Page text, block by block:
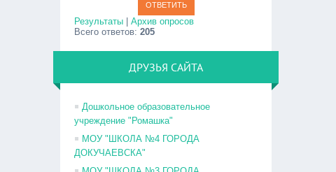
Результаты |Архив опросов
Всего ответов:205
ДРУЗЬЯ САЙТА
Дошкольное образовательное
учреждение "Ромашка"
МОУ "ШКОЛА №4 ГОРОДА
ДОКУЧАЕВСКА"